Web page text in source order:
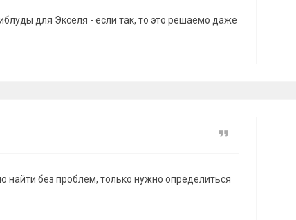
для Экселя - если так, то это решаемо даже
Цитата
без проблем, только нужно определиться